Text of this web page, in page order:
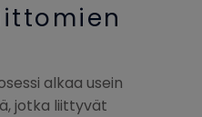
alkaa usein
jotka liittyvät